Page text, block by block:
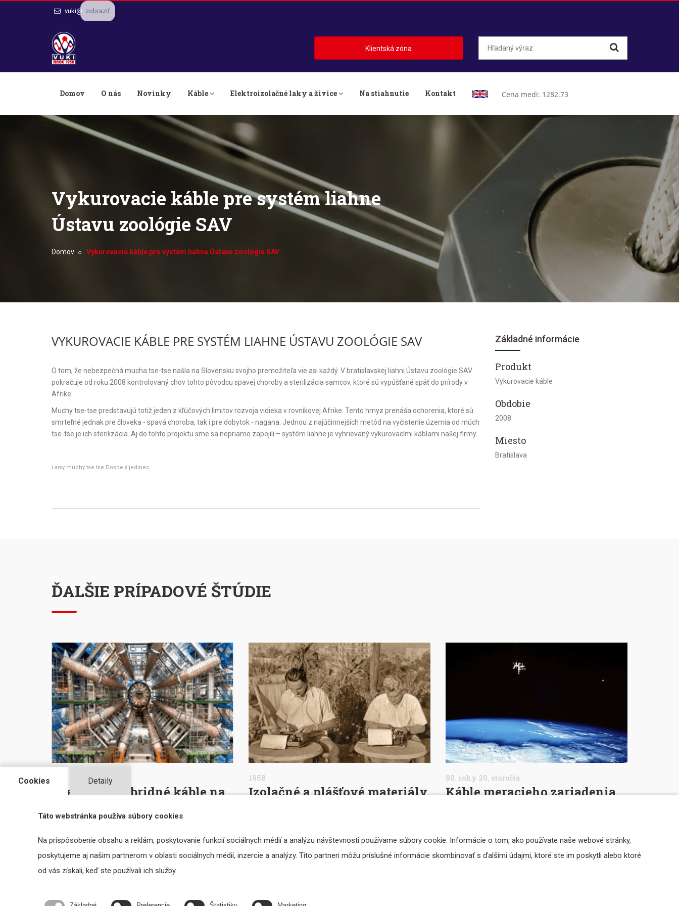
vuki@ zobraziť
Klientská zóna
Domov O nás Novinky Káble Elektroizolačné laky a živice Na stiahnutie Kontakt Cena medi: 1282.73
Vykurovacie káble pre systém liahne
Ústavu zoológie SAV
Domov Vykurovacie káble pre systém liahne Ústavu zoológie SAV
VYKUROVACIE KÁBLE PRE SYSTÉM LIAHNE ÚSTAVU ZOOLÓGIE SAV
O tom, že nebezpečná mucha tse-tse našla na Slovensku svojho premožiteľa vie asi každý. V bratislavskej liahni Ústavu zoológie SAV
pokračuje od roku 2008 kontrolovaný chov tohto pôvodcu spavej choroby a sterilizácia samcov, ktoré sú vypúšťané späť do prírody v
Afrike.
Muchy tse-tse predstavujú totiž jeden z kľúčových limitov rozvoja vidieka v rovníkovej Afrike. Tento hmyz prenáša ochorenia, ktoré sú
smrteľné jednak pre človeka - spavá choroba, tak i pre dobytok - nagana. Jednou z najúčinnejších metód na vyčistenie územia od múch
tse-tse je ich sterilizácia. Aj do tohto projektu sme sa nepriamo zapojili – systém liahne je vyhrievaný vykurovacími káblami našej firmy.
Larvy muchy tse tse Dospelý jedinec
Základné informácie
Produkt
Vykurovacie káble
Obdobie
2008
Miesto
Bratislava
ĎALŠIE PRÍPADOVÉ ŠTÚDIE
Špeciálne hybridné káble na
prenos signálu a dát (CERN)
CERN-e bol aj robotický systém firmy ZTS VVÚ Košice
a.s., obsahujúci naše špeciálne hybridné káble.
1958
Izolačné a plášťové materiály
Dlhodobá životnosť v extrémnych klimatických
podmienkach našich izolačných a plášťových materiálov
80. roky 20. storočia
Káble meracieho zariadenia
stanice Mir v rámci slovenského experimentu pri misii
Štefánik počas letu kozmonauta Ivana Bellu.
Cookies Detaily
Táto webstránka používa súbory cookies
Na prispôsobenie obsahu a reklám, poskytovanie funkcií sociálnych médií a analýzu návštevnosti používame súbory cookie. Informácie o tom, ako používate naše webové stránky,
poskytujeme aj našim partnerom v oblasti sociálnych médií, inzercie a analýzy. Títo partneri môžu príslušné informácie skombinovať s ďalšími údajmi, ktoré ste im poskytli alebo ktoré
od vás získali, keď ste používali ich služby.